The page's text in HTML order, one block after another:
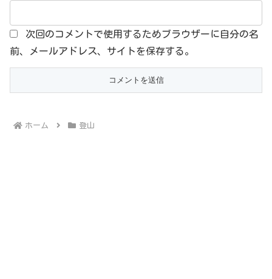
次回のコメントで使用するためブラウザーに自分の名
前、メールアドレス、サイトを保存する。
ホーム 登山